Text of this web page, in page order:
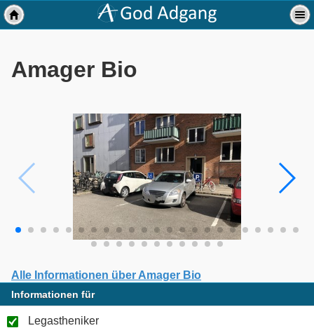
Amager Bio
Alle Informationen über Amager Bio
Informationen für
Legastheniker